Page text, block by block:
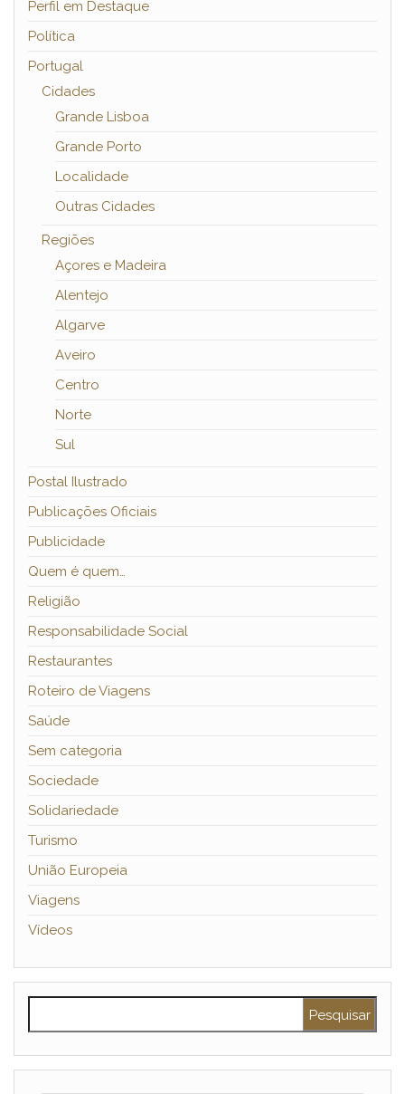
Perfil em Destaque
Política
Portugal
Cidades
Grande Lisboa
Grande Porto
Localidade
Outras Cidades
Regiões
Açores e Madeira
Alentejo
Algarve
Aveiro
Centro
Norte
Sul
Postal Ilustrado
Publicações Oficiais
Publicidade
Quem é quem…
Religião
Responsabilidade Social
Restaurantes
Roteiro de Viagens
Saúde
Sem categoria
Sociedade
Solidariedade
Turismo
União Europeia
Viagens
Vídeos